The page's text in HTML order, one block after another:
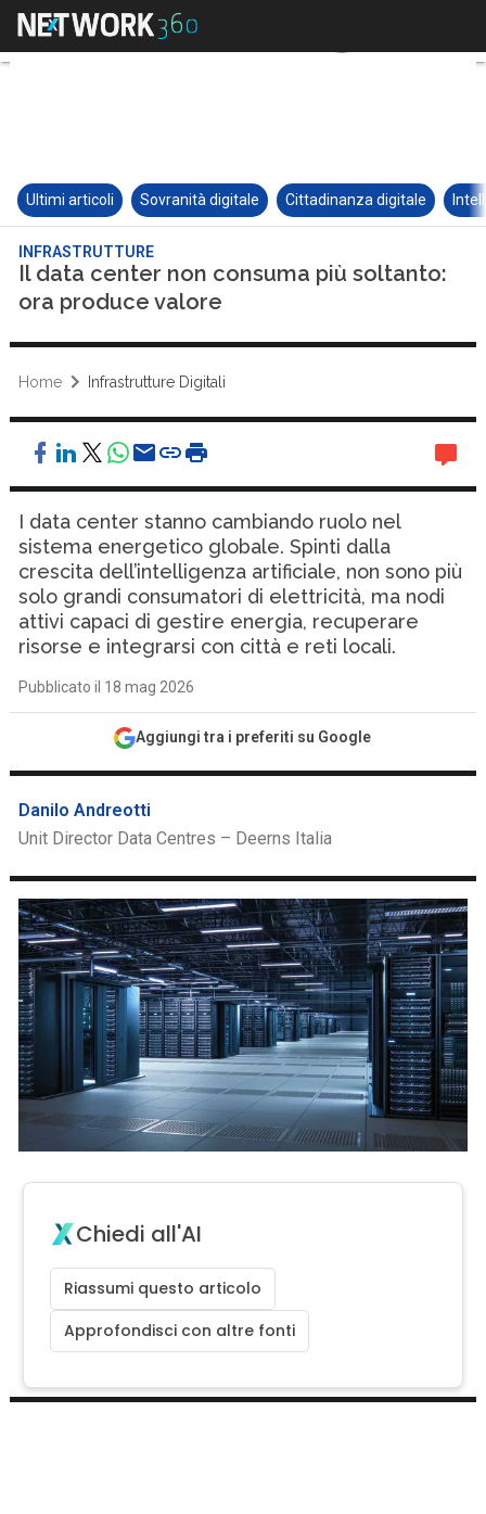
Ultimi articoli Sovranità digitale Cittadinanza digitale
INFRASTRUTTURE
Il data center non consuma più soltanto:
ora produce valore
Home Infrastrutture Digitali
I data center stanno cambiando ruolo nel
sistema energetico globale. Spinti dalla
crescita dell’intelligenza artificiale, non sono più
solo grandi consumatori di elettricità, ma nodi
attivi capaci di gestire energia, recuperare
risorse e integrarsi con città e reti locali.
Pubblicato il 18 mag 2026
Aggiungi tra i preferiti su Google
Danilo Andreotti
Unit Director Data Centres – Deerns Italia
Chiedi all'AI
Riassumi questo articolo
Approfondisci con altre fonti